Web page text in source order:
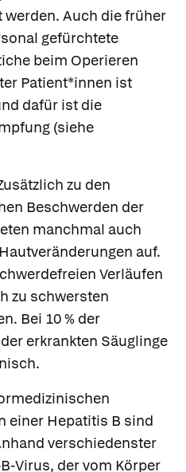
Auch die früher
gefürchtete
beim Operieren
Patient*innen ist
dafür ist die
(siehe
zu den
Beschwerden der
manchmal auch
auf.
Verläufen
zu schwersten
Bei 10 % der
erkrankten Säuglinge
einer Hepatitis B sind
verschiedenster
Virus, der vom Körper